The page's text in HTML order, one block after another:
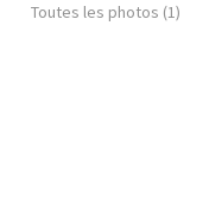
Toutes les photos (1)